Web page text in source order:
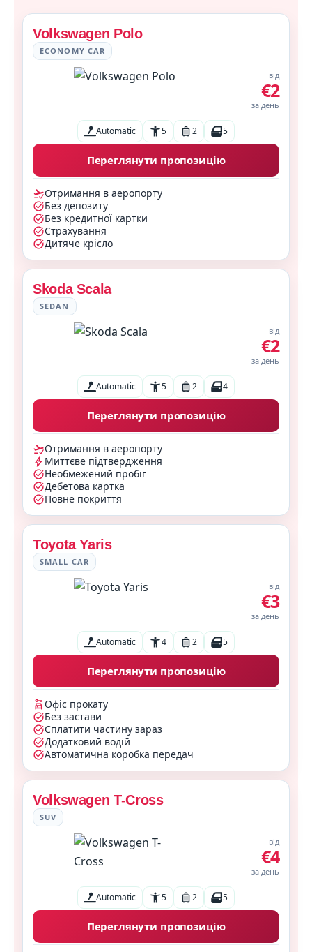
Volkswagen Polo
ECONOMY CAR
від
€2
за день
Automatic 5 2 5
Переглянути пропозицію
Отримання в аеропорту
Без депозиту
Без кредитної картки
Страхування
Дитяче крісло
Skoda Scala
SEDAN
від
€2
за день
Automatic 5 2 4
Переглянути пропозицію
Отримання в аеропорту
Миттєве підтвердження
Необмежений пробіг
Дебетова картка
Повне покриття
Toyota Yaris
SMALL CAR
від
€3
за день
Automatic 4 2 5
Переглянути пропозицію
Офіс прокату
Без застави
Сплатити частину зараз
Додатковий водій
Автоматична коробка передач
Volkswagen T-Cross
SUV
від
€4
за день
Automatic 5 2 5
Переглянути пропозицію